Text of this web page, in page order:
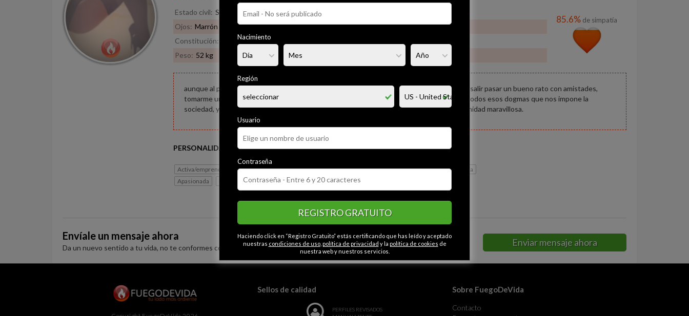
Estado civil: Soltera
Ojos: Marrón Pelo: Castaña
Constitución:
Delgada
Peso: 52 kg
85.6% de simpatía
aunque al principio puedo parecer muy seria, la verdad es que soy muy divertida, me gusta salir pasar un bueno rato con amistades,
tomarme una rica cerveza, fumar, escuchar buena musica. no soy prejuiciosa, me libere de todos esos dogmas que nos impone la
sociedad, y estoy en busqueda de cosas nuevas en mi vida, creo que la vida es una oportunidad maravillosa.
PERSONALIDAD
Activa/emprendedora Alegre Con carácter Simpática
Extrovertida
Apasionada
Abierta Intelectual Graciosa
CATEGORÍAS
Contactos en Resistencia
Envíale un mensaje ahora
Da un nuevo sentido a tu vida, no te conformes con la monotonía. Enviar mensaje ahora
Nacimiento
Región
Usuario
Contraseña
REGISTRO GRATUITO
Haciendo click en “Registro Gratuito” estás certificando que has leído y aceptado
nuestras condiciones de uso, política de privacidad y la política de cookies de
nuestra web y nuestros servicios.
Sellos de calidad
PERFILES REVISADOS
Sobre FuegoDeVida
Contacto